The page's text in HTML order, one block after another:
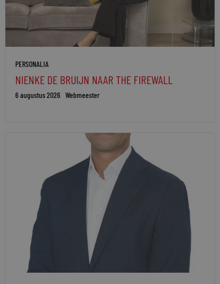
PERSONALIA
NIENKE DE BRUIJN NAAR THE FIREWALL
6 augustus 2026 Webmeester